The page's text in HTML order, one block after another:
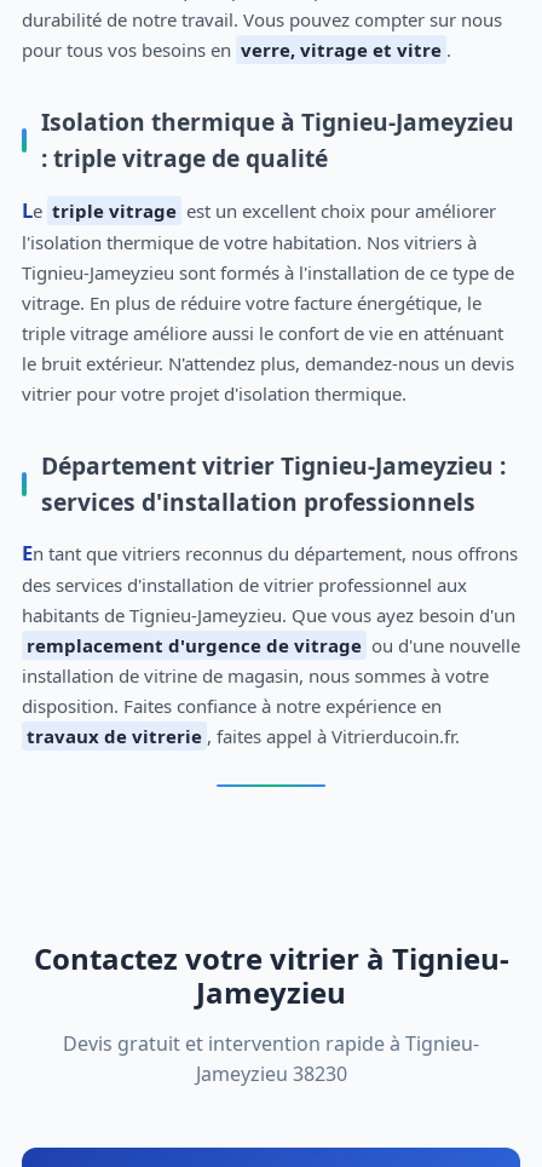
durabilité de notre travail. Vous pouvez compter sur nous
pour tous vos besoins en verre, vitrage et vitre .
Isolation thermique à Tignieu-Jameyzieu
: triple vitrage de qualité
Le triple vitrage est un excellent choix pour améliorer
l'isolation thermique de votre habitation. Nos vitriers à
Tignieu-Jameyzieu sont formés à l'installation de ce type de
vitrage. En plus de réduire votre facture énergétique, le
triple vitrage améliore aussi le confort de vie en atténuant
le bruit extérieur. N'attendez plus, demandez-nous un devis
vitrier pour votre projet d'isolation thermique.
Département vitrier Tignieu-Jameyzieu :
services d'installation professionnels
En tant que vitriers reconnus du département, nous offrons
des services d'installation de vitrier professionnel aux
habitants de Tignieu-Jameyzieu. Que vous ayez besoin d'un
remplacement d'urgence de vitrage ou d'une nouvelle
installation de vitrine de magasin, nous sommes à votre
disposition. Faites confiance à notre expérience en
travaux de vitrerie , faites appel à Vitrierducoin.fr.
Contactez votre vitrier à Tignieu-
Jameyzieu
Devis gratuit et intervention rapide à Tignieu-
Jameyzieu 38230